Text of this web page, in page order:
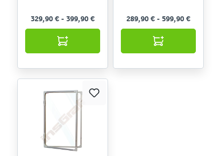
329,90 € - 399,90 € 289,90 € - 599,90 €